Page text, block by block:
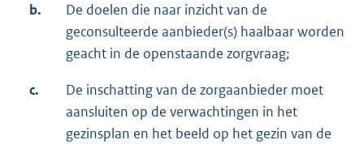
b.
De doelen die naar inzicht van de
geconsulteerde aanbieder(s) haalbaar worden
geacht in de openstaande zorgvraag;
c.
De inschatting van de zorgaanbieder moet
aansluiten op de verwachtingen in het
gezinsplan en het beeld op het gezin van de